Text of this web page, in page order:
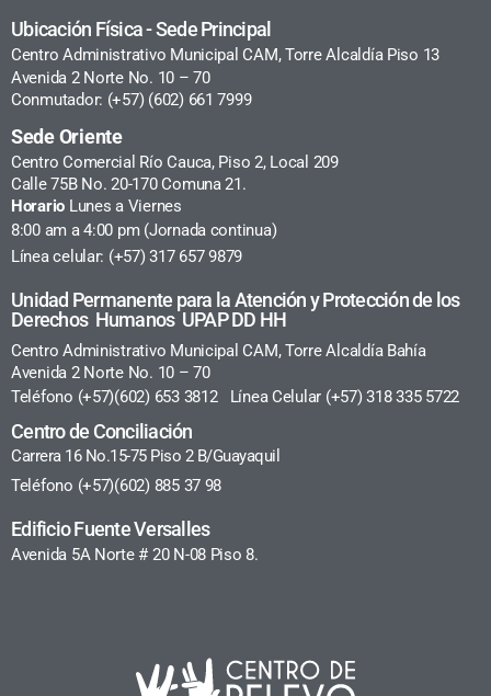
Ubicación Física - Sede Principal
Centro Administrativo Municipal CAM, Torre Alcaldía Piso 13
Avenida 2 Norte No. 10 – 70
Conmutador: (+57) (602) 661 7999
Sede Oriente
Centro Comercial Río Cauca, Piso 2, Local 209
Calle 75B No. 20-170 Comuna 21.
Horario Lunes a Viernes
8:00 am a 4:00 pm (Jornada continua)
Línea celular: (+57) 317 657 9879
Unidad Permanente para la Atención y Protección de los
Derechos Humanos UPAP DD HH
Centro Administrativo Municipal CAM, Torre Alcaldía Bahía
Avenida 2 Norte No. 10 – 70
Teléfono (+57)(602) 653 3812 Línea Celular (+57) 318 335 5722
Centro de Conciliación
Carrera 16 No.15-75 Piso 2 B/Guayaquil
Teléfono (+57)(602) 885 37 98
Edificio Fuente Versalles
Avenida 5A Norte # 20 N-08 Piso 8.